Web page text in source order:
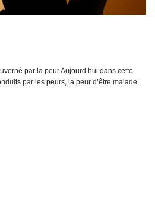
par la peur Aujourd’hui dans cette
par les peurs, la peur d’être malade,